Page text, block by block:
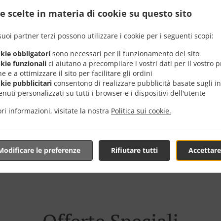
scelte in materia di cookie su questo sito
partner terzi possono utilizzare i cookie per i seguenti scopi:
obbligatori sono necessari per il funzionamento del sito
funzionali ci aiutano a precompilare i vostri dati per il vostro
e a ottimizzare il sito per facilitare gli ordini
pubblicitari consentono di realizzare pubblicità basate sugli
personalizzati su tutti i browser e i dispositivi dell'utente
informazioni, visitate la nostra Politica sui cookie.
Rifiutare tutti
le preferenze
In Valencia
di Valencia San Marcelino e siamo lieti di ricevere
interattivo online e, quando sei pronto, effettua
confermare il tuo ordine e darti un orario personalizzato.